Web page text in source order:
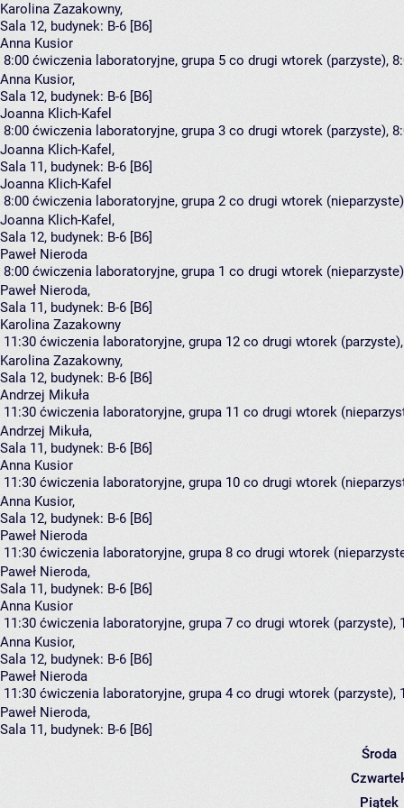
Karolina Zazakowny,
Sala 12, budynek: B-6 [B6]
Anna Kusior
8:00 ćwiczenia laboratoryjne, grupa 5 co drugi wtorek (parzyste),
Anna Kusior,
Sala 12, budynek: B-6 [B6]
Joanna Klich-Kafel
8:00 ćwiczenia laboratoryjne, grupa 3 co drugi wtorek (parzyste),
Joanna Klich-Kafel ,
Sala 11, budynek: B-6 [B6]
Joanna Klich-Kafel
8:00 ćwiczenia laboratoryjne, grupa 2 co drugi wtorek
Joanna Klich-Kafel ,
Sala 12, budynek: B-6 [B6]
Paweł Nieroda
8:00 ćwiczenia laboratoryjne, grupa 1 co drugi wtorek
Paweł Nieroda,
Sala 11, budynek: B-6 [B6]
Karolina Zazakowny
11:30 ćwiczenia laboratoryjne, grupa 12 co drugi wtorek
Karolina Zazakowny,
Sala 12, budynek: B-6 [B6]
Andrzej Mikuła
11:30 ćwiczenia laboratoryjne, grupa 11 co drugi wtorek
Andrzej Mikuła,
Sala 11, budynek: B-6 [B6]
Anna Kusior
11:30 ćwiczenia laboratoryjne, grupa 10 co drugi wtorek
Anna Kusior,
Sala 12, budynek: B-6 [B6]
Paweł Nieroda
11:30 ćwiczenia laboratoryjne, grupa 8 co drugi wtorek
Paweł Nieroda,
Sala 11, budynek: B-6 [B6]
Anna Kusior
11:30 ćwiczenia laboratoryjne, grupa 7 co drugi wtorek (parzyste),
Anna Kusior,
Sala 12, budynek: B-6 [B6]
Paweł Nieroda
11:30 ćwiczenia laboratoryjne, grupa 4 co drugi wtorek (parzyste),
Paweł Nieroda,
Sala 11, budynek: B-6 [B6]
Środa
Piątek